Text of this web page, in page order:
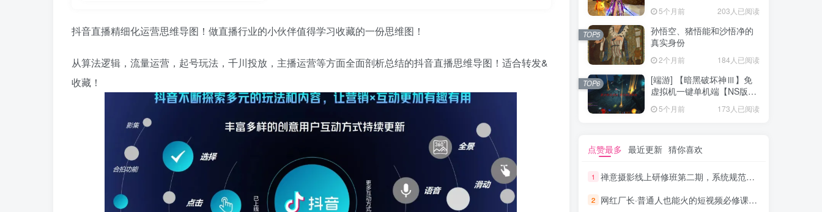
抖音直播精细化运营思维导图！做直播行业的小伙伴值得学习收藏的一份思维图！
从算法逻辑，流量运营，起号玩法，千川投放，主播运营等方面全面剖析总结的抖音直播思维导图！适合转发&
收藏！
5个月前 203人已阅读
孙悟空、猪悟能和沙悟净的
真实身份
2个月前 184人已阅读
TOP5
[端游] 【暗黑破坏神Ⅲ】免
虚拟机一键单机端【NS版
5个月前 173人已阅读
TOP6
点赞最多 最近更新 猜你喜欢
1 禅意摄影线上研修班第二期，系统规范的摄影名家课程，非碎片式网上趣味小技巧
2 网红厂长·普通人也能火的短视频必修课，手把手带你做热门视频